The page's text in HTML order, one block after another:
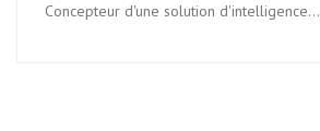
Concepteur d'une solution d'intelligence...